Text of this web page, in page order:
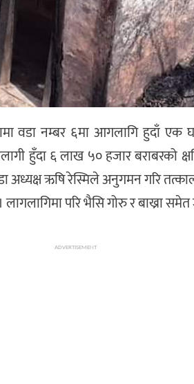
वडा नम्बर ६मा आगलागि हुदाँ
हुँदा ६ लाख ५० हजार बराबरको
अध्यक्ष ऋषि रेस्मिले अनुगमन गरि
परि भैसि गोरु र बाख्रा
ADVERTISEMENT